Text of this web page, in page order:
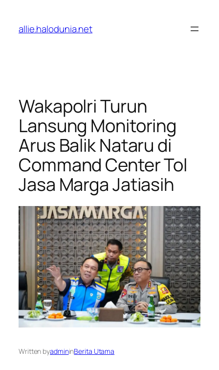
konten
allie.halodunia.net
Wakapolri Turun
Lansung Monitoring
Arus Balik Nataru di
Command Center Tol
Jasa Marga Jatiasih
Written byadmininBerita Utama